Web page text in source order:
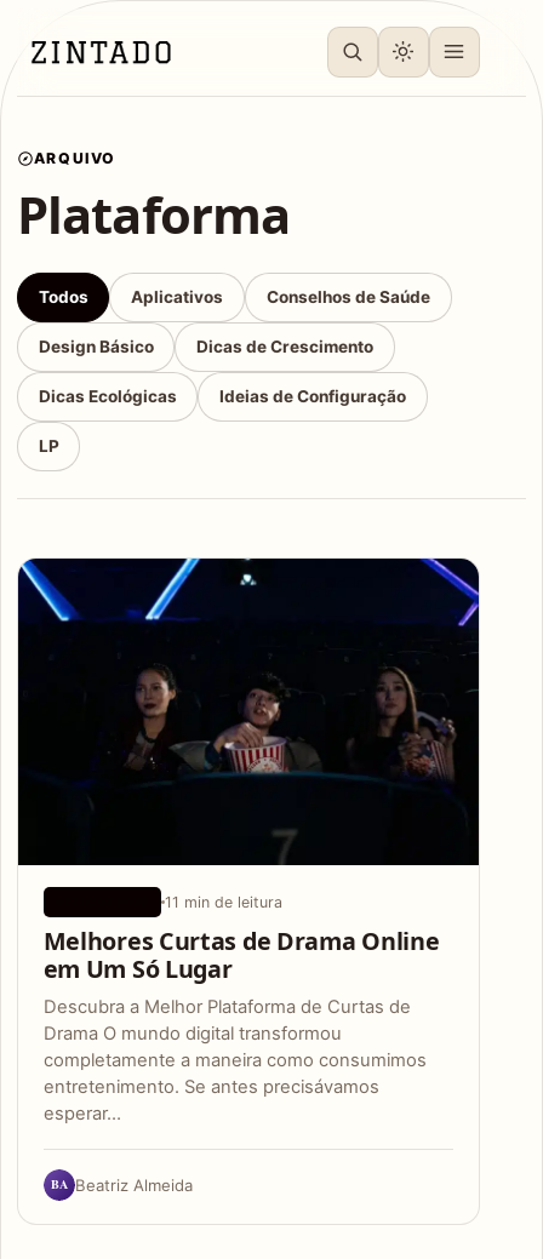
ARQUIVO
Plataforma
Todos Aplicativos Conselhos de Saúde
Design Básico Dicas de Crescimento
Dicas Ecológicas Ideias de Configuração
LP
Articles
11 min de leitura
Melhores Curtas de Drama Online
em Um Só Lugar
Descubra a Melhor Plataforma de Curtas de
Drama O mundo digital transformou
completamente a maneira como consumimos
entretenimento. Se antes precisávamos
esperar…
BA Beatriz Almeida